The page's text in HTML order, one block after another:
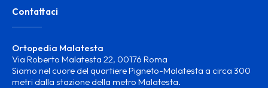
Contattaci
Ortopedia Malatesta
Via Roberto Malatesta 22, 00176 Roma
Siamo nel cuore del quartiere Pigneto-Malatesta a circa 300
metri dalla stazione della metro Malatesta.